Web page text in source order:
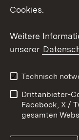
Youtube
Kontakt
Barrierefreiheit
Impressum
Cookies.
Weitere
unserer
Technisch
Drittanbieter-
Facebook, X /
gesamten